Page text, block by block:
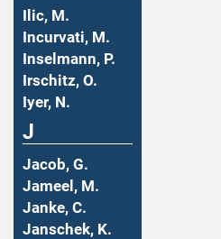
Ilic, M.
Incurvati, M.
Inselmann, P.
Irschitz, O.
Iyer, N.
J
Jacob, G.
Jameel, M.
Janke, C.
Janschek, K.